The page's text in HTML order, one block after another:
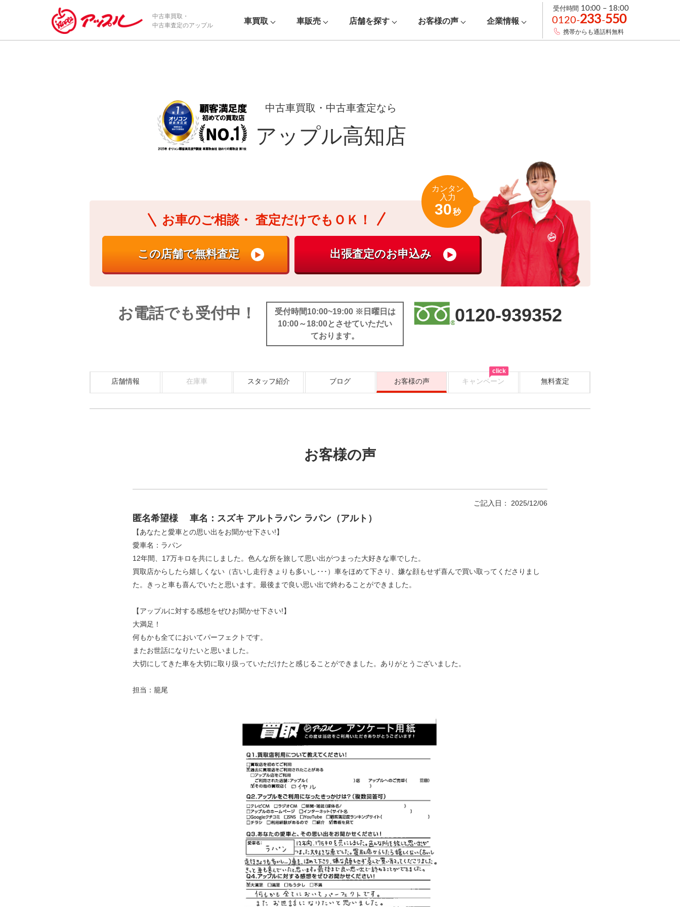
/*ABテスト_新規査定フォームの為のCVボタン*/
中古車買取・
中古車査定のアップル
車買取 車販売 店舗を探す お客様の声 企業情報
受付時間 10:00 – 18:00
0120-233-550
携帯からも通話料無料
中古車買取・中古車査定なら
アップル高知店
お車のご相談・ 査定だけでもＯＫ！
カンタン
入力
30秒
お電話でも受付中！
受付時間10:00~19:00 ※日曜日は
10:00～18:00とさせていただい
ております。
0120-939352
店舗情報 在庫車 スタッフ紹介 ブログ お客様の声 キャンペーン 無料査定
click
お客様の声
ご記入日： 2025/12/06
匿名希望様 車名：スズキ アルトラパン ラパン（アルト）
【あなたと愛車との思い出をお聞かせ下さい!】
愛車名：ラパン
12年間、17万キロを共にしました。色んな所を旅して思い出がつまった大好きな車でした。
買取店からしたら嬉しくない（古いし走行きょりも多いし･･･）車をほめて下さり、嫌な顔もせず喜んで買い取ってくださりまし
た。きっと車も喜んでいたと思います。最後まで良い思い出で終わることができました。
【アップルに対する感想をぜひお聞かせ下さい!】
大満足！
何もかも全てにおいてパーフェクトです。
またお世話になりたいと思いました。
大切にしてきた車を大切に取り扱っていただけたと感じることができました。ありがとうございました。
担当：籠尾